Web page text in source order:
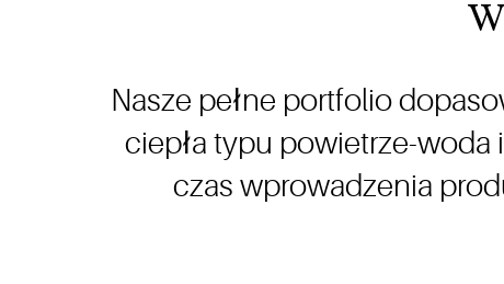
Nasze pełne portfolio
ciepła typu powietrze-
czas wprowadzenia